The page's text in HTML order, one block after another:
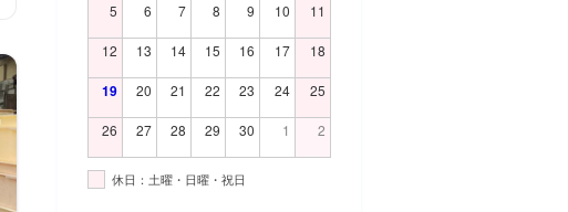
5 6 7 8 9 10 11
12 13 14 15 16 17 18
19 20 21 22 23 24 25
26 27 28 29 30 1 2
休日：土曜・日曜・祝日